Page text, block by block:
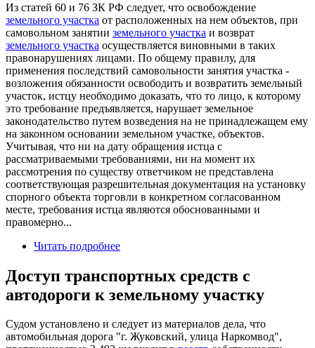
Из статей 60 и 76 ЗК РФ следует, что освобождение
земельного участка от расположенных на нем объектов, при
самовольном занятии земельного участка и возврат
земельного участка осуществляется виновными в таких
правонарушениях лицами. По общему правилу, для
применения последствий самовольности занятия участка -
возложения обязанности освободить и возвратить земельный
участок, истцу необходимо доказать, что то лицо, к которому
это требование предъявляется, нарушает земельное
законодательство путем возведения на не принадлежащем ему
на законном основании земельном участке, объектов.
Учитывая, что ни на дату обращения истца с
рассматриваемыми требованиями, ни на момент их
рассмотрения по существу ответчиком не представлена
соответствующая разрешительная документация на установку
спорного объекта торговли в конкретном согласованном
месте, требования истца являются обоснованными и
правомерно...
Читать подробнее
Доступ транспортных средств с
автодороги к земельному участку
Судом установлено и следует из материалов дела, что
автомобильная дорога "г. Жуковский, улица Наркомвод",